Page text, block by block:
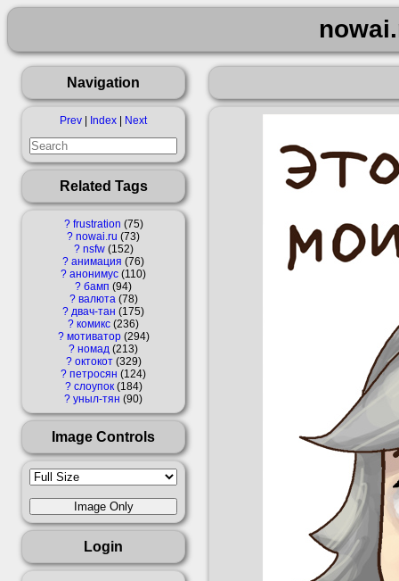
Navigation
Prev Index Next
Related Tags
? frustration 75
? nowai.ru 73
? nsfw 152
? анимация 76
? анонимус 110
? бамп 94
? валюта 78
? двач-тан
175
? комикс 236
? мотиватор 294
? номад 213
? октокот 329
? петросян
124
? слоупок 184
? уныл-тян 90
Image Controls
Login